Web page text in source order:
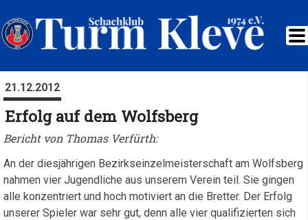
21.12.2012
Erfolg auf dem Wolfsberg
Bericht von Thomas Verfürth:
An der diesjährigen Bezirkseinzelmeisterschaft am Wolfsberg
nahmen vier Jugendliche aus unserem Verein teil. Sie gingen
alle konzentriert und hoch motiviert an die Bretter. Der Erfolg
unserer Spieler war sehr gut, denn alle vier qualifizierten sich